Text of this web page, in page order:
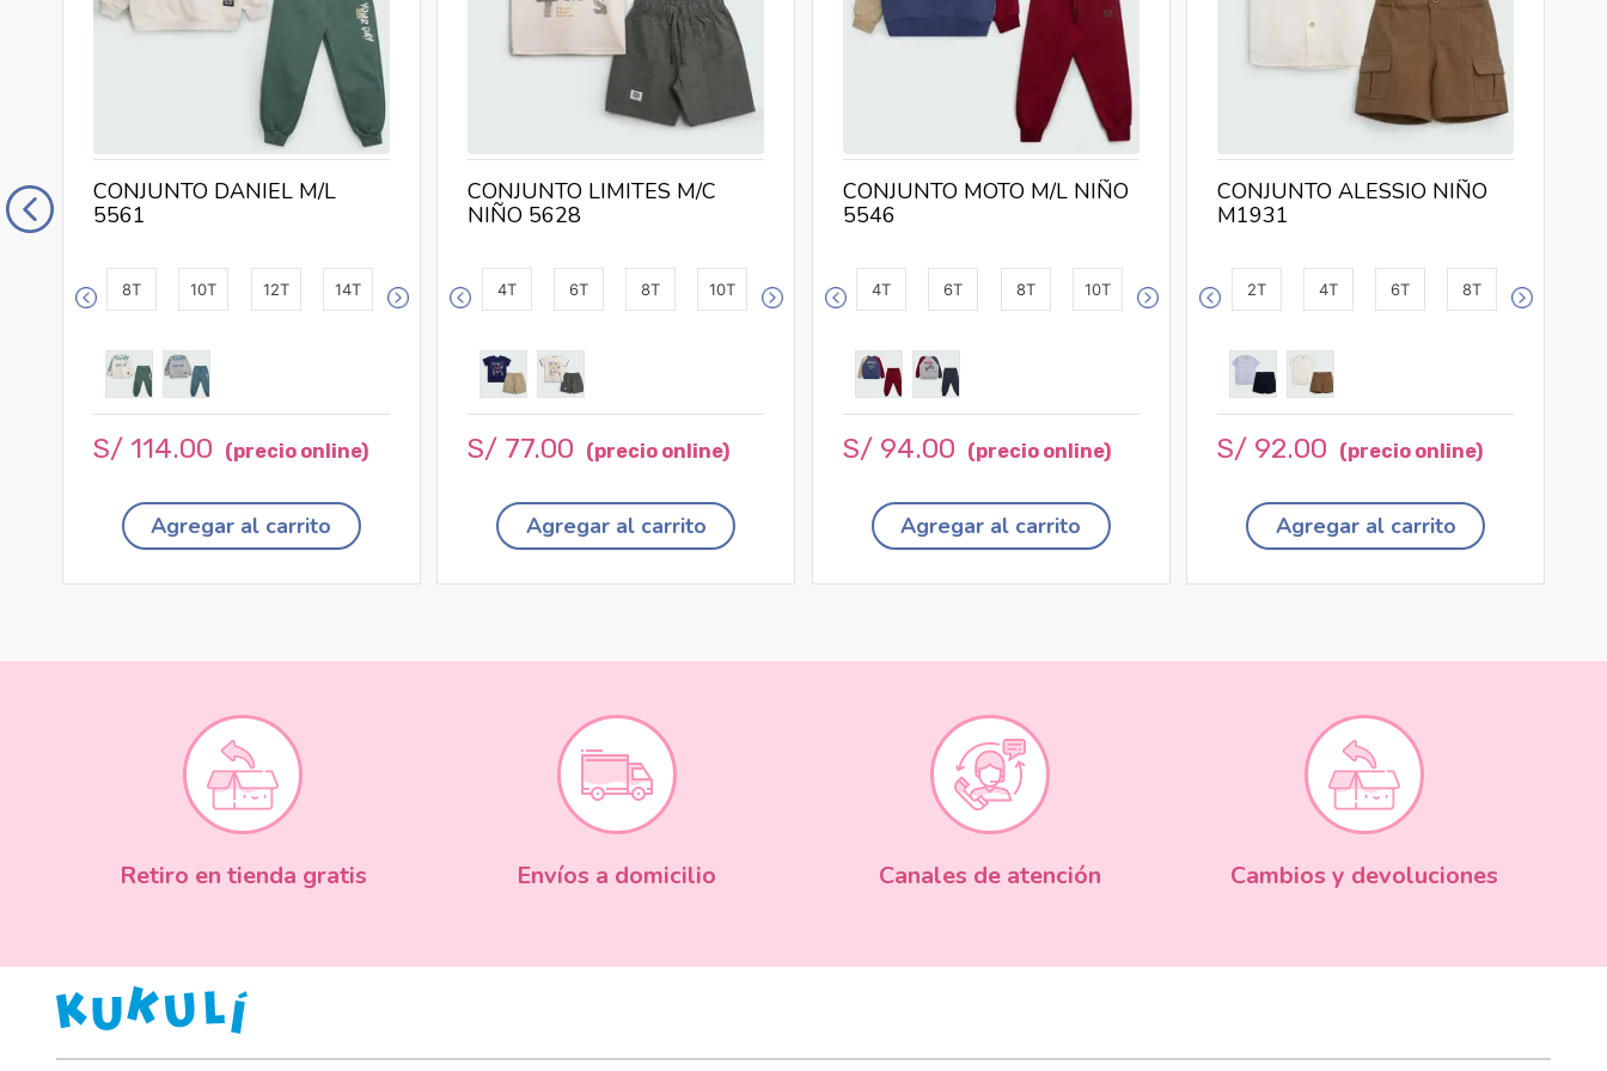
8T 10T 12T 14T
CONJUNTO DANIEL M/L
5561
S/ 114.00
Agregar al carrito
4T 6T 8T 10T
CONJUNTO LIMITES M/C
NIÑO 5628
S/ 77.00
Agregar al carrito
4T 6T 8T 10T
CONJUNTO MOTO M/L NIÑO
5546
S/ 94.00
Agregar al carrito
2T 4T 6T 8T
CONJUNTO ALESSIO NIÑO
M1931
S/ 92.00
Agregar al carrito
Retiro en tienda gratis Envíos a domicilio Canales de atención Cambios y devoluciones